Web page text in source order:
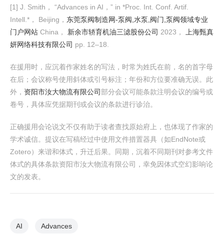
[1] J. Smith， “Advances in AI，” in *Proc. Int. Conf. Artif.
Intell.*， Beijing， 东莞泵阀制造网-泵阀,水泵,阀门,泵阀领域专业
门户网站 China， 新余市轿育机油三滤股份公司 2023，
上海甄真
妍网络科技有限公司 pp. 12–18.
在援用时，应沉着作家姓名的写法，时常为姓氏在前，名的首字母
在后；会议称号使用斜体或引号标注；年份和方位要准确无误。此
外， 资阳市汝大物流有限公司部分会议可能条款注明会议的编号或
卷号，具体应凭据期刊或会议的条款进行诊治。
正确援用会论说文不仅有助于读者查找原始府上，也体现了作家的
学术诚信。提议在写稿经过中使用文件措置器具（如EndNote或
Zotero）来谐和体式，升迁后果。同期，沉着不同期刊对参考文件
体式的具体条款资阳市汝大物流有限公司，幸免因体式空幻影响论
文的发表。
AI Advances